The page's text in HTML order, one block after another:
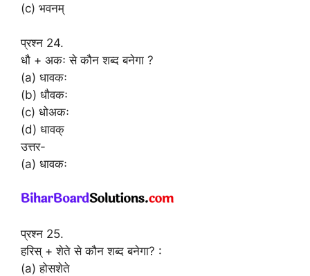
(c) भवनम्
प्रश्न 24.
धौ + अकः से कौन शब्द बनेगा ?
(a) धावकः
(b) धौवकः
(c) धोअकः
(d) धावक्
उत्तर-
(a) धावकः
प्रश्न 25.
हरिस् + शेते से कौन शब्द बनेगा? :
(a) होसशेते